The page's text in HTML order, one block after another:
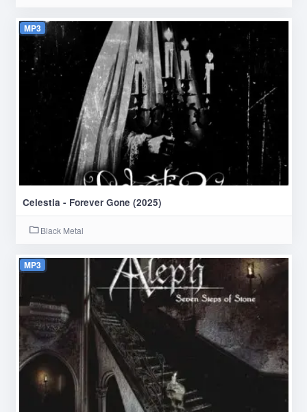
MP3
Celestia - Forever Gone (2025)
Black Metal
MP3